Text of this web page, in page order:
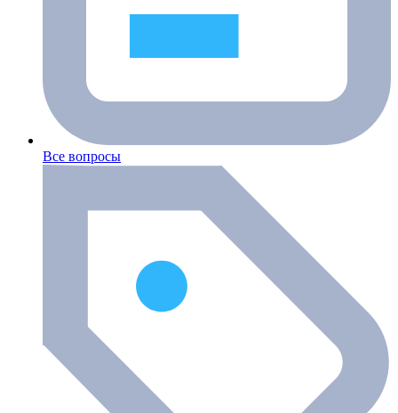
Все вопросы